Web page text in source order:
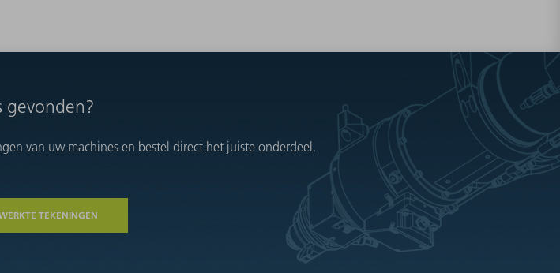
gevonden?
van uw machines en bestel direct het juiste onderdeel.
TEKENINGEN